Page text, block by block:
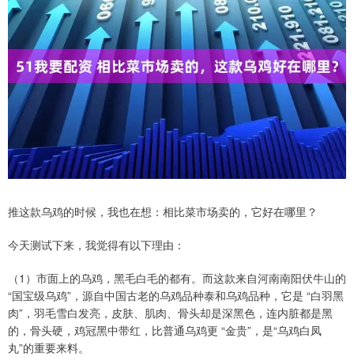
推这款乌鸡的时候，我也在想：相比菜市场卖的，它好在哪里？
今天测试下来，我觉得有以下理由：
（1）市面上的乌鸡，黑毛白毛的都有。而这款来自河南南阳伏牛山的
“国宝级乌鸡”，源自中国古老的乌鸡品种泰和乌鸡品种，它是 “白羽黑
肉”，羽毛雪白发亮，皮肤、肌肉、骨头却是深黑色，连内脏都是黑
的，骨头硬，鸡冠黑中带红，比普通乌鸡更 “金贵”，是“乌鸡白凤
丸”的重要来料。